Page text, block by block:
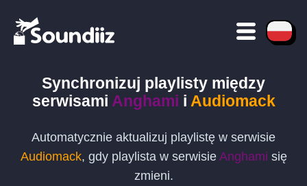
Synchronizuj playlisty między
serwisami Anghami i Audiomack
Automatycznie aktualizuj playlistę w serwisie
Audiomack, gdy playlista w serwisie Anghami się
zmieni.